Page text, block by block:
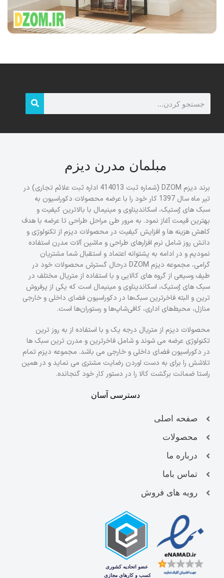
قیمت و خرید
مبلمان مدرن دیزم
برند دیزم DZOM (شماره ثبت 414013 اداره ثبت علائم تجاری) در
تیر ماه سال 1397 کار خود را با عرضه محصولات دکوراسیون به
سبک های رُستیک، اسکاندیناوی و مینیمال با بالاترین کیفیت و
بهترین قیمت آغاز نمود. به مرور طی مراحل طراحی تا عرضه با هدف
کاهش هزینه ها و افزایش کیفیت در محصولات دیزم از تکنولوژی و
دانش روز شامل نرم افزارهای طراحی و ماشین آلات مدرن استفاده
نمودیم و در ادامه به پشتوانه اعتماد و استقبال شما مشتریان
گرامی، مجموعه دیزم DZOM درحال گسترش محصولات خود در
طیف وسیعی از گروه های کالایی و با استفاده از متریال مختلف در
سبک های رُستیک، اسکاندیناوی و مینیمال است که یکی از پرفروش
ترین و البته فاخرترین سبک‌ها در دکوراسیون فضای داخلی و خارجی
منازل، محیط‌های اداری، کافی‌شاپ‌ها و رستوران‌ها است.
محصولات دیزم از متریال درجه یک و با استفاده از به روز ترین
تکنولوژی عرضه می شوند و شامل فاخرترین و مدرن ترین سبک ها
در دکوراسیون فضای داخلی و خارجی می باشد. مجموعه دیزم تمام
تلاشش را برای به دست اوردن رضایت مشتری می نماید و در همین
راستا ضمانت برگشت کالا را در دستور کار خود گنجانده.
دسترسی آسان
صفحه اصلی
محصولات
درباره ما
تماس باما
رویه های فروش